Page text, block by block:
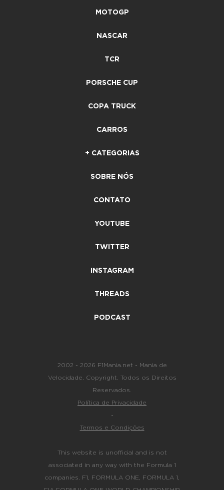
MOTOGP
NASCAR
TCR
PORSCHE CUP
COPA TRUCK
CARROS
+ CATEGORIAS
SOBRE NÓS
CONTATO
YOUTUBE
TWITTER
INSTAGRAM
THREADS
PODCAST
2002 - 2026 F1Mania.net - Mania de
Velocidade. Copyright. Todos os Direitos
Reservados.
Política de Privacidade
-
Termos e Condições
This website is unofficial and is not
associated in any way with the Formula 1
companies. F1, FORMULA ONE, FORMULA 1,